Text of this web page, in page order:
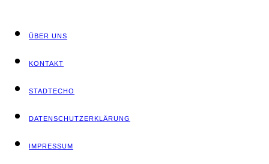
ÜBER UNS
KON­TAKT
STADT­ECHO
DATEN­SCHUTZ­ER­KLÄ­RUNG
IMPRES­SUM